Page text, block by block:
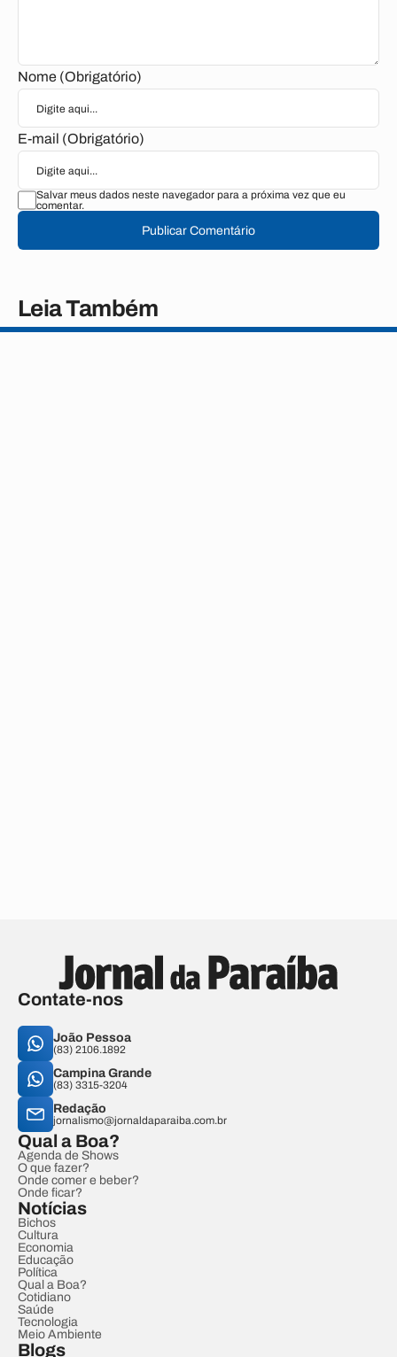
Nome (Obrigatório)
E-mail (Obrigatório)
Salvar meus dados neste navegador para a próxima vez que eu
comentar.
Publicar Comentário
Leia Também
Contate-nos
João Pessoa
(83) 2106.1892
Campina Grande
(83) 3315-3204
Redação
jornalismo@jornaldaparaiba.com.br
Qual a Boa?
Agenda de Shows
O que fazer?
Onde comer e beber?
Onde ficar?
Notícias
Bichos
Cultura
Economia
Educação
Política
Qual a Boa?
Cotidiano
Saúde
Tecnologia
Meio Ambiente
Blogs